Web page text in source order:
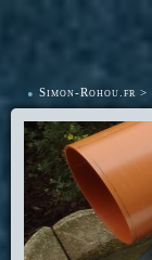
• Simon-Rohou.fr